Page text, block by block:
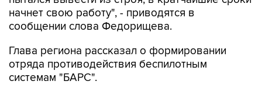
начнет свою работу", - приводятся в
сообщении слова Федорищева.
Глава региона рассказал о формировании
отряда противодействия беспилотным
системам "БАРС".